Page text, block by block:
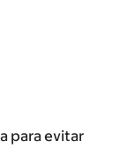
para evitar